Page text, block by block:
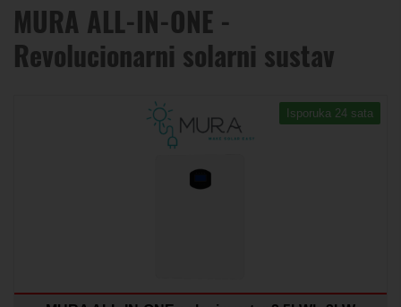
MURA ALL-IN-ONE -
Revolucionarni solarni sustav
Isporuka 24 sata